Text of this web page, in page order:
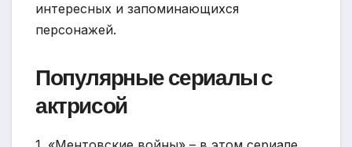
интересных и запоминающихся
персонажей.
Популярные сериалы с
актрисой